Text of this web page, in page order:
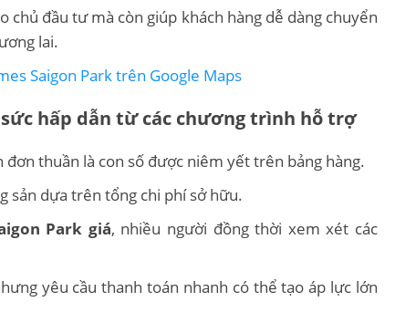
chủ đầu tư mà còn giúp khách hàng dễ dàng chuyển
lai.
Saigon Park trên Google Maps
sức hấp dẫn từ các chương trình hỗ trợ
đơn thuần là con số được niêm yết trên bảng hàng.
sản dựa trên tổng chi phí sở hữu.
Park giá, nhiều người đồng thời xem xét các
yêu cầu thanh toán nhanh có thể tạo áp lực lớn